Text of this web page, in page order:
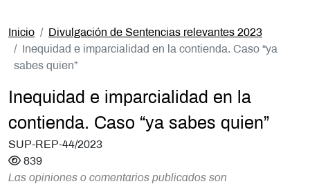
Inicio
Divulgación de Sentencias relevantes 2023
Inequidad e imparcialidad en la contienda. Caso “ya
sabes quien”
Inequidad e imparcialidad en la
contienda. Caso “ya sabes quien”
SUP-REP-44/2023
839
Las opiniones o comentarios publicados son